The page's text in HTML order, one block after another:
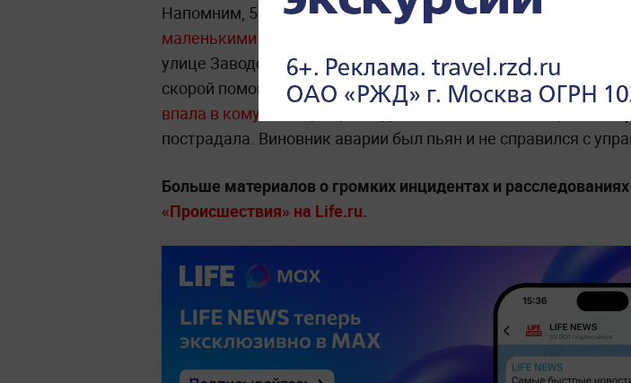
Напомним, 5 июля в Калининграде Mercedesсбил мать с
маленькими детьми
улице Заводской. От полученных травм ребёнок скончался
скорой помощи. Его годовалую сестру экстренно
впала в кому . Женщина, находившаяся с малышами, тоже
пострадала. Виновник аварии был пьян и не справился с
Больше материалов о громких инцидентах и
«Происшествия» на Life.ru.